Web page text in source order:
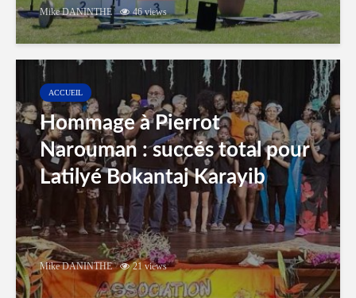
Mike DANINTHE 46 views
ACCUEIL
Hommage à Pierrot
Narouman : succés total pour
Latilyé Bokantaj Karayib
Mike DANINTHE 21 views